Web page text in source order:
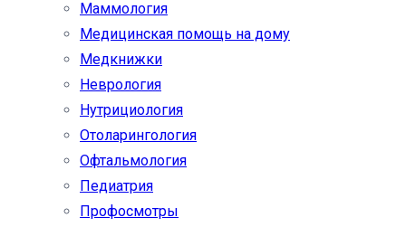
Маммология
Медицинская помощь на дому
Медкнижки
Неврология
Нутрициология
Отоларингология
Офтальмология
Педиатрия
Профосмотры